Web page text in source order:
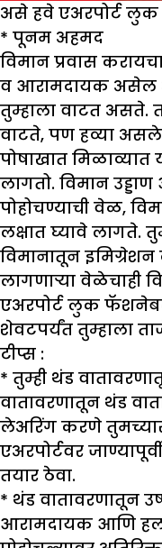
असे हवे एअरपोर्ट लुक
* पूनम अहमद
विमान प्रवास
व आरामदायक असेल
तुम्हाला वाटत असते.
वाटते, पण हव्या
पोषाखात मिळाव्यात
लागतो. विमान
पोहोचण्याची वेळ,
लक्षात घ्यावे लागते.
विमानातून इमिग्रेशन
लागणाऱ्या वेळेचाही
एअरपोर्ट लुक
शेवटपर्यंत तुम्हाला
टीप्स :
* तुम्ही थंड
वातावरणातून थंड
लेअरिंग करणे
एअरपोर्टवर
तयार ठेवा.
* थंड वातावरणातून
आरामदायक आणि